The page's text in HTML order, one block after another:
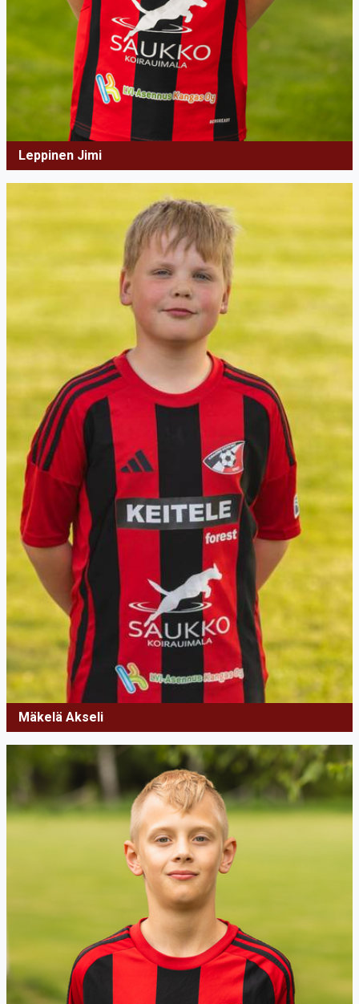
Leppinen Jimi
Mäkelä Akseli